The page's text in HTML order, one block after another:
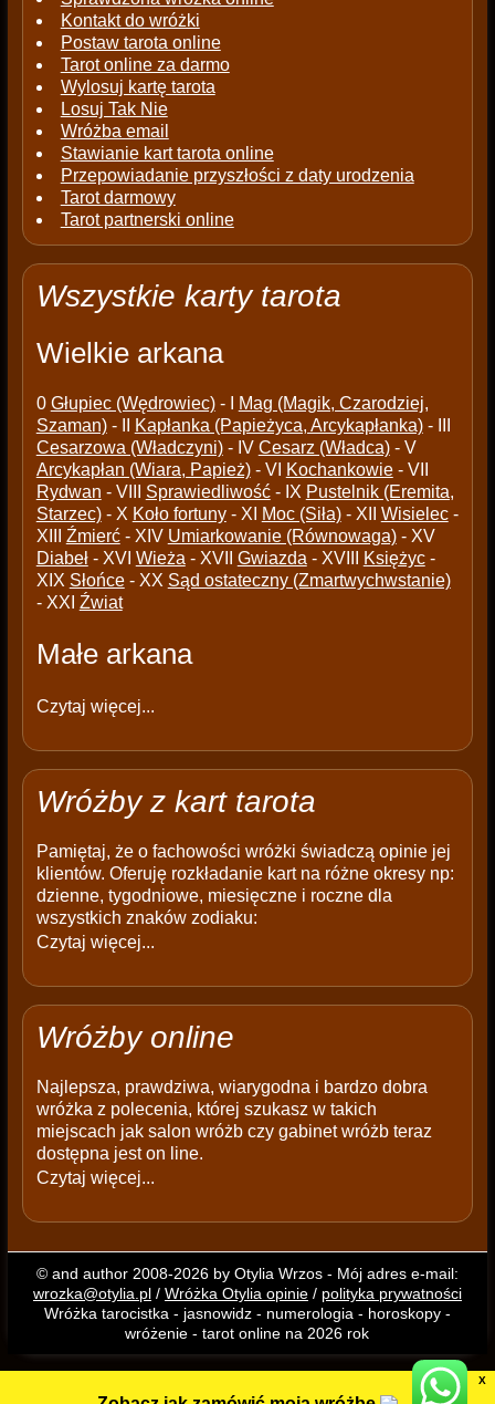
Kontakt do wróżki
Postaw tarota online
Tarot online za darmo
Wylosuj kartę tarota
Losuj Tak Nie
Wróżba email
Stawianie kart tarota online
Przepowiadanie przyszłości z daty urodzenia
Tarot darmowy
Tarot partnerski online
Wszystkie karty tarota
Wielkie arkana
0 Głupiec (Wędrowiec)- I
Mag (Magik, Czarodziej,
Szaman)- II Kapłanka (Papieżyca, Arcykapłanka)- III
Cesarzowa (Władczyni)- IV Cesarz (Władca)- V
Arcykapłan (Wiara, Papież)- VI Kochankowie- VII
Rydwan - VIII Sprawiedliwość- IX Pustelnik (Eremita,
Starzec)- X Koło fortuny- XI Moc (Siła)- XII Wisielec-
XIII Źmierć- XIV Umiarkowanie (Równowaga)- XV
Diabeł- XVI Wieża - XVII Gwiazda - XVIII Księżyc-
XIX Słońce- XX Sąd ostateczny (Zmartwychwstanie)
- XXI Źwiat
Małe arkana
Czytaj więcej...
Wróżby z kart tarota
Pamiętaj, że o fachowości wróżki świadczą opinie jej
klientów. Oferuję rozkładanie kart na różne okresy np:
dzienne, tygodniowe, miesięczne i roczne dla
wszystkich znaków zodiaku:
Czytaj więcej...
Wróżby online
Najlepsza, prawdziwa, wiarygodna i bardzo dobra
wróżka z polecenia, której szukasz w takich
miejscach jak salon wróżb czy gabinet wróżb teraz
dostępna jest on line.
Czytaj więcej...
© and author 2008-2026 by Otylia Wrzos - Mój adres e-mail:
wrozka@otylia.pl/ Wróżka Otylia opinie/ polityka prywatności
Wróżka tarocistka - jasnowidz - numerologia - horoskopy -
wróżenie - tarot online na 2026 rok
X